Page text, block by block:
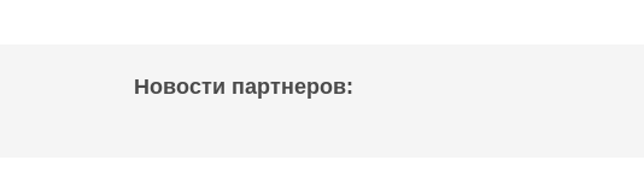
Новости партнеров: